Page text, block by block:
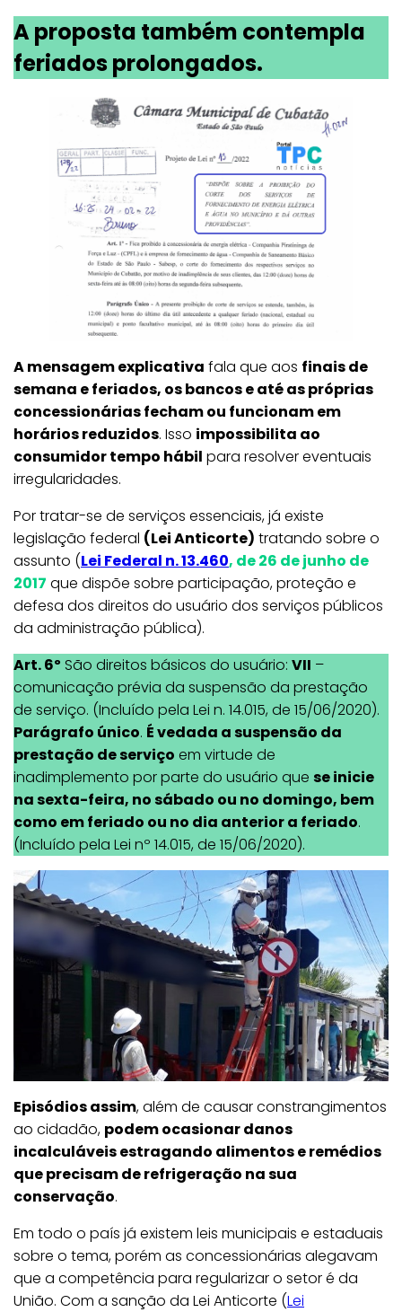
A proposta também contempla
feriados prolongados.
A mensagem explicativa fala que aos finais de
semana e feriados, os bancos e até as próprias
concessionárias fecham ou funcionam em
horários reduzidos. Isso impossibilita ao
consumidor tempo hábil para resolver eventuais
irregularidades.
Por tratar-se de serviços essenciais, já existe
legislação federal (Lei Anticorte) tratando sobre o
assunto (Lei Federal n. 13.460, de 26 de junho de
2017 que dispõe sobre participação, proteção e
defesa dos direitos do usuário dos serviços públicos
da administração pública).
Art. 6º São direitos básicos do usuário: VII –
comunicação prévia da suspensão da prestação
de serviço. (Incluído pela Lei n. 14.015, de 15/06/2020).
Parágrafo único. É vedada a suspensão da
prestação de serviço em virtude de
inadimplemento por parte do usuário que se inicie
na sexta-feira, no sábado ou no domingo, bem
como em feriado ou no dia anterior a feriado.
(Incluído pela Lei nº 14.015, de 15/06/2020).
Episódios assim, além de causar constrangimentos
ao cidadão, podem ocasionar danos
incalculáveis estragando alimentos e remédios
que precisam de refrigeração na sua
conservação.
Em todo o país já existem leis municipais e estaduais
sobre o tema, porém as concessionárias alegavam
que a competência para regularizar o setor é da
União. Com a sanção da Lei Anticorte (Lei